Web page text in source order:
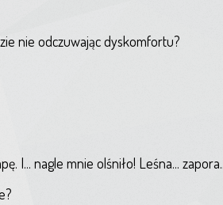
nie odczuwając dyskomfortu?
I... nagle mnie olśniło! Leśna...